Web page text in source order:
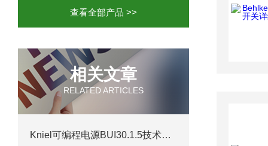
mini motor电机MC230P3T 20- B参数
AC-motoren交流电机FCA 132S-4/
AC-motoren交流电机ACM 160M-4参
查看全部产品 >>
相关文章
RELATED ARTICLES
Kniel可编程电源BUI30.1.5技术资料